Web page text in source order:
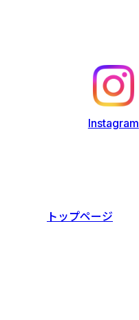
Instagram
トップページ